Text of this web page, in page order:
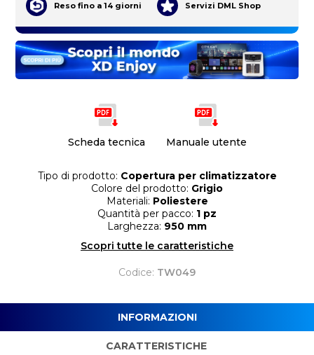
Scheda tecnica Manuale utente
Tipo di prodotto: Copertura per climatizzatore
Colore del prodotto: Grigio
Materiali: Poliestere
Quantità per pacco: 1 pz
Larghezza: 950 mm
Scopri tutte le caratteristiche
Codice: TW049
Reso fino a 14 giorni Servizi DML Shop
INFORMAZIONI
CARATTERISTICHE